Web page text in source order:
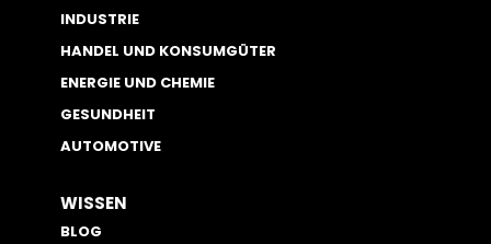
INDUSTRIE
HANDEL UND KONSUMGÜTER
ENERGIE UND CHEMIE
GESUNDHEIT
AUTOMOTIVE
WISSEN
BLOG